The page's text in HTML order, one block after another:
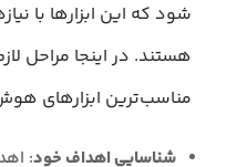
شود که این ابزارها با
هستند. در اینجا مراحل
مناسب‌ترین ابزارهای
شناسایی اهداف خود: